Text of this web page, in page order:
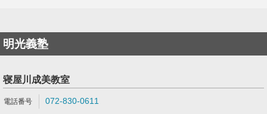
明光義塾
寝屋川成美教室
072-830-0611